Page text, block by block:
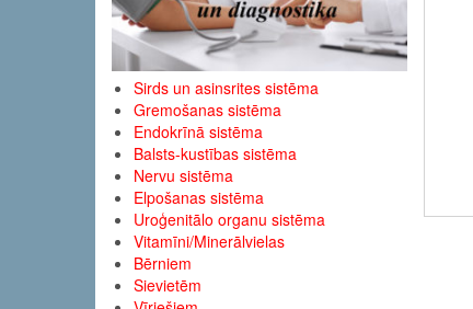
Sirds un asinsrites sistēma
Gremošanas sistēma
Endokrīnā sistēma
Balsts-kustības sistēma
Nervu sistēma
Elpošanas sistēma
Uroģenitālo organu sistēma
Vitamīni/Minerālvielas
Bērniem
Sievietēm